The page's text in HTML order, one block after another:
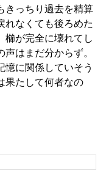
きっちり過去を精算
れなくても後ろめた
櫛が完全に壊れてし
はまだ分からず。
憶に関係していそう
果たして何者なの